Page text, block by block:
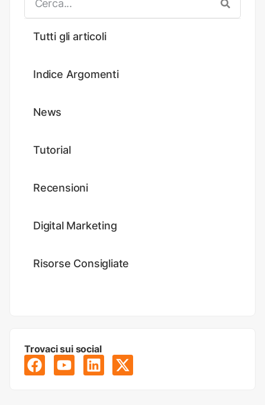
Tutti gli articoli
Indice Argomenti
News
Tutorial
Recensioni
Digital Marketing
Risorse Consigliate
Trovaci sui social